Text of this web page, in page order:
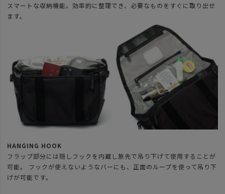
スマートな収納機能。効率的に整理でき、必要なものをすぐに取り出せ
ます。
HANGING HOOK
フラップ部分には隠しフックを内蔵し旅先で吊り下げて使用することが
可能。 フックが使えないようなバーにも、正面のループを使って吊り下
げが可能です。